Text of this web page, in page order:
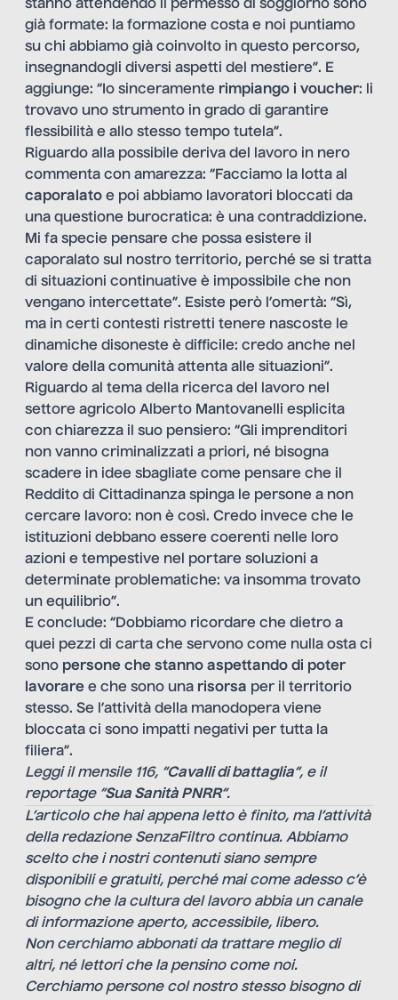
stanno attendendo il permesso di soggiorno sono
già formate: la formazione costa e noi puntiamo
su chi abbiamo già coinvolto in questo percorso,
insegnandogli diversi aspetti del mestiere”. E
aggiunge: “Io sinceramente rimpiango i voucher: li
trovavo uno strumento in grado di garantire
flessibilità e allo stesso tempo tutela”.
Riguardo alla possibile deriva del lavoro in nero
commenta con amarezza: “Facciamo la lotta al
caporalato e poi abbiamo lavoratori bloccati da
una questione burocratica: è una contraddizione.
Mi fa specie pensare che possa esistere il
caporalato sul nostro territorio, perché se si tratta
di situazioni continuative è impossibile che non
vengano intercettate”. Esiste però l’omertà: “Sì,
ma in certi contesti ristretti tenere nascoste le
dinamiche disoneste è difficile: credo anche nel
valore della comunità attenta alle situazioni”.
Riguardo al tema della ricerca del lavoro nel
settore agricolo Alberto Mantovanelli esplicita
con chiarezza il suo pensiero: “Gli imprenditori
non vanno criminalizzati a priori, né bisogna
scadere in idee sbagliate come pensare che il
Reddito di Cittadinanza spinga le persone a non
cercare lavoro: non è così. Credo invece che le
istituzioni debbano essere coerenti nelle loro
azioni e tempestive nel portare soluzioni a
determinate problematiche: va insomma trovato
un equilibrio”.
E conclude: “Dobbiamo ricordare che dietro a
quei pezzi di carta che servono come nulla osta ci
sono persone che stanno aspettando di poter
lavorare e che sono una risorsa per il territorio
stesso. Se l’attività della manodopera viene
bloccata ci sono impatti negativi per tutta la
filiera”.
Leggi il mensile 116, “Cavalli di battaglia“, e il
reportage “Sua Sanità PNRR“.
L’articolo che hai appena letto è finito, ma l’attività
della redazione SenzaFiltro continua. Abbiamo
scelto che i nostri contenuti siano sempre
disponibili e gratuiti, perché mai come adesso c’è
bisogno che la cultura del lavoro abbia un canale
di informazione aperto, accessibile, libero.
Non cerchiamo abbonati da trattare meglio di
altri, né lettori che la pensino come noi.
Cerchiamo persone col nostro stesso bisogno di